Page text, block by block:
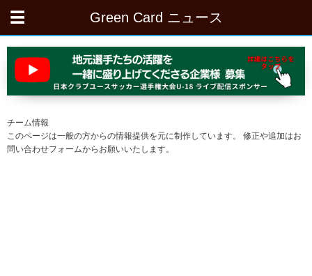
Green Card ニュース
チーム情報
このページは一般の方からの情報提供を元に制作しています。 修正や追加はお
問い合わせフォームからお願いいたします。